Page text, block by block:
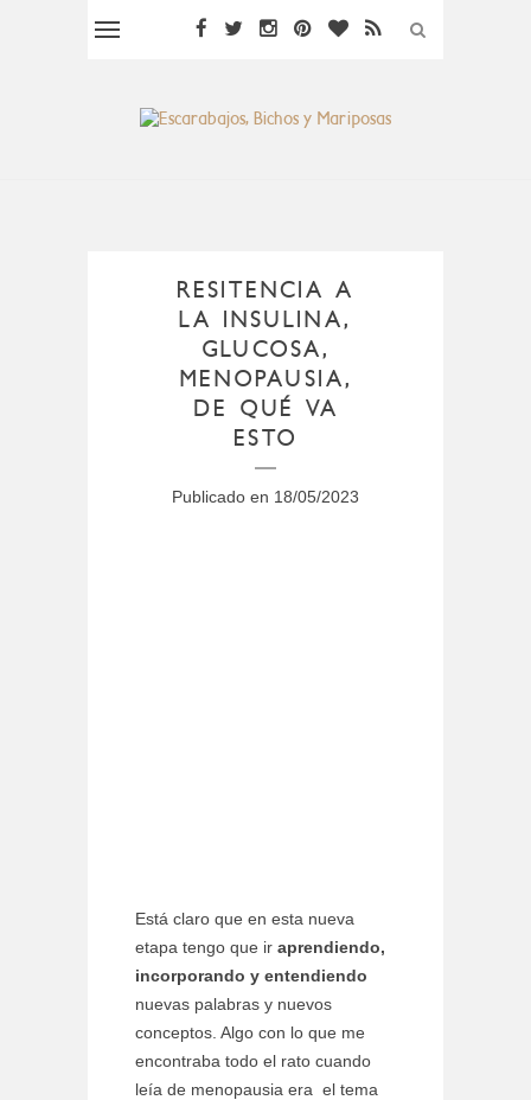
RESITENCIA A
LA INSULINA,
GLUCOSA,
MENOPAUSIA,
DE QUÉ VA
ESTO
Publicado en 18/05/2023
Está claro que en esta nueva
etapa tengo que ir aprendiendo,
incorporando y entendiendo
nuevas palabras y nuevos
conceptos. Algo con lo que me
encontraba todo el rato cuando
leía de menopausia era el tema